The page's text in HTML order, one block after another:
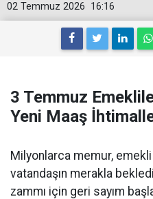
16:16
02 Temmuz 2026
3 Temmuz
Yeni Maaş
Milyonlarca memur,
vatandaşın merakla
zammı için geri sayım